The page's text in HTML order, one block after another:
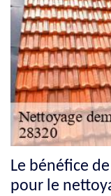
Le bénéfice
pour le